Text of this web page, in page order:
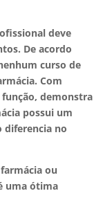
deve
De acordo
curso de
Com
demonstra
possui um
diferencia no
ou
uma ótima